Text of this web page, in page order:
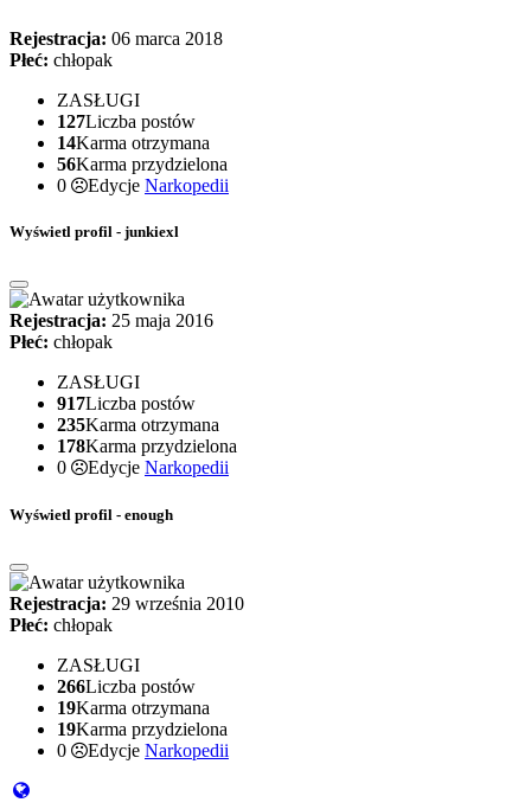
Rejestracja: 06 marca 2018
Płeć: chłopak
ZASŁUGI
127Liczba postów
14Karma otrzymana
56Karma przydzielona
0
Edycje Narkopedii
Wyświetl profil - junkiexl
Rejestracja: 25 maja 2016
Płeć: chłopak
ZASŁUGI
917Liczba postów
235Karma otrzymana
178Karma przydzielona
0
Edycje Narkopedii
Wyświetl profil - enough
Rejestracja: 29 września 2010
Płeć: chłopak
ZASŁUGI
266Liczba postów
19Karma otrzymana
19Karma przydzielona
0
Edycje Narkopedii